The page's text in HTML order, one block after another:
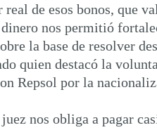
de esos bonos, que
nos permitió
la base de resolver
quien destacó la
Repsol por la
nos obliga a pagar